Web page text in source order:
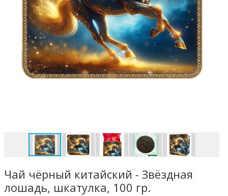
Чай чёрный китайский - Звёздная
лошадь, шкатулка, 100 гр.